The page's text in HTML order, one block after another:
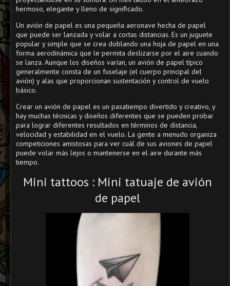
hermoso, elegante y lleno de significado.
Un avión de papel es una pequeña aeronave hecha de papel
que puede ser lanzada y volar a cortas distancias. Es un juguete
popular y simple que se crea doblando una hoja de papel en una
forma aerodinámica que le permita deslizarse por el aire cuando
se lanza. Aunque los diseños varían, un avión de papel típico
generalmente consta de un fuselaje (el cuerpo principal del
avión) y alas que proporcionan sustentación y control de vuelo
básico.
Crear un avión de papel es un pasatiempo divertido y creativo, y
hay muchas técnicas y diseños diferentes que se pueden probar
para lograr diferentes resultados en términos de distancia,
velocidad y estabilidad en el vuelo. La gente a menudo organiza
competiciones amistosas para ver cuál de sus aviones de papel
puede volar más lejos o mantenerse en el aire durante más
tiempo.
Mini tattoos : Mini tatuaje de avión
de papel